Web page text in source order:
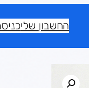
החשבון שלי